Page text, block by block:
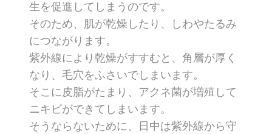
生を促進してしまうのです。
そのため、肌が乾燥したり、しわやたるみ
につながります。
紫外線により乾燥がすすむと、角層が厚く
なり、毛穴をふさいでしまいます。
そこに皮脂がたまり、アクネ菌が増殖して
ニキビができてしまいます。
そうならないために、日中は紫外線から守